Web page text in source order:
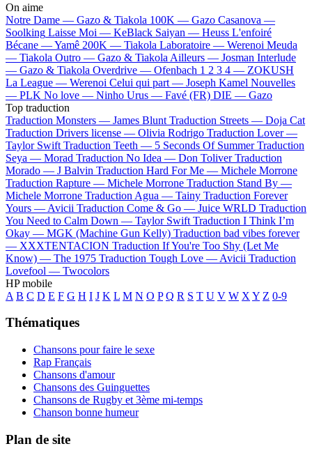
On aime
Notre Dame — Gazo & Tiakola 100K — Gazo Casanova —
Soolking Laisse Moi — KeBlack Saiyan — Heuss L'enfoiré
Bécane —Yamê 200K — Tiakola Laboratoire — Werenoi Meuda
— Tiakola Outro — Gazo & Tiakola Ailleurs — Josman Interlude
— Gazo & Tiakola Overdrive — Ofenbach 1 2 3 4 — ZOKUSH
La League — Werenoi Celui qui part — Joseph Kamel Nouvelles
— PLK No love — Ninho Urus — Favé (FR) DIE — Gazo
Top traduction
Traduction Monsters — James Blunt Traduction Streets — Doja Cat
Traduction Drivers license — Olivia Rodrigo Traduction Lover —
Taylor Swift Traduction Teeth — 5 Seconds Of Summer Traduction
Seya — Morad Traduction No Idea — Don Toliver Traduction
Morado — J Balvin Traduction Hard For Me — Michele Morrone
Traduction Rapture — Michele Morrone Traduction Stand By —
Michele Morrone Traduction Agua — Tainy Traduction Forever
Yours — Avicii Traduction Come & Go — Juice WRLD Traduction
You Need to Calm Down — Taylor Swift Traduction I Think I’m
Okay — MGK (Machine Gun Kelly) Traduction bad vibes forever
— XXXTENTACION Traduction If You're Too Shy (Let Me
Know) — The 1975 Traduction Tough Love — Avicii Traduction
Lovefool — Twocolors
HP mobile
A B C D E F G H I J K L M N O P Q R S T U V W X Y Z 0-9
Thématiques
Chansons pour faire le sexe
Rap Français
Chansons d'amour
Chansons des Guinguettes
Chansons de Rugby et 3ème mi-temps
Chanson bonne humeur
Plan de site